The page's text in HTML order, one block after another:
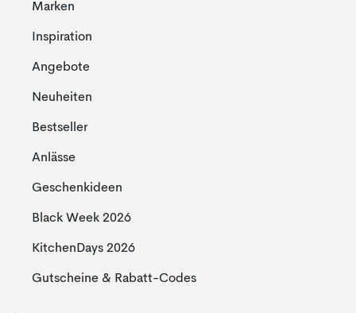
Marken
Inspiration
Angebote
Neuheiten
Bestseller
Anlässe
Geschenkideen
Black Week 2026
KitchenDays 2026
Gutscheine & Rabatt-Codes